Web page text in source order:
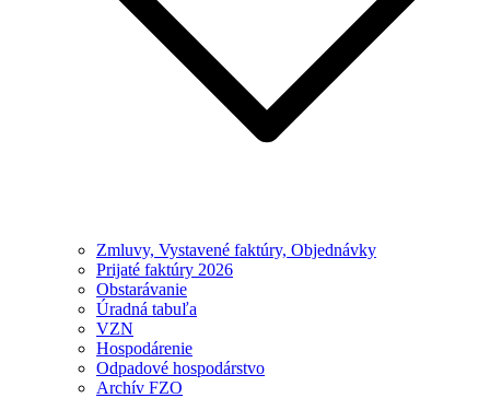
Zmluvy, Vystavené faktúry, Objednávky
Prijaté faktúry 2026
Obstarávanie
Úradná tabuľa
VZN
Hospodárenie
Odpadové hospodárstvo
Archív FZO